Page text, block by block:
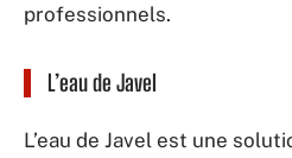
professionnels.
L’eau de Javel
L’eau de Javel est une